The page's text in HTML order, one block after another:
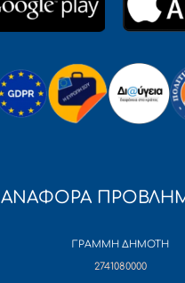
ΑΝΑΦΟΡΑ
ΓΡΑΜΜΗ ΔΗΜΟΤΗ
2741080000